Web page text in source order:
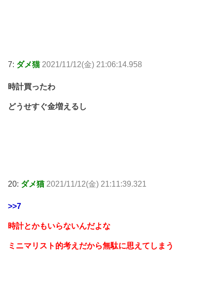
7: ダメ猫 2021/11/12(金) 21:06:14.958
時計買ったわ
どうせすぐ金増えるし
20: ダメ猫 2021/11/12(金) 21:11:39.321
>>7
時計とかもいらないんだよな
ミニマリスト的考えだから無駄に思えてしまう